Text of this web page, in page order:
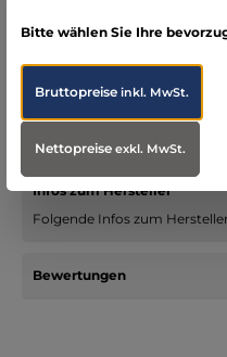
Beschreibung
Sie suchen einen
Monitor mit Defibrillator
Infos zum Hersteller
Folgende Infos zum
Bewertungen
Bitte wählen Sie Ihre
Bruttopreiseinkl. MwSt.
Nettopreiseexkl. MwSt.